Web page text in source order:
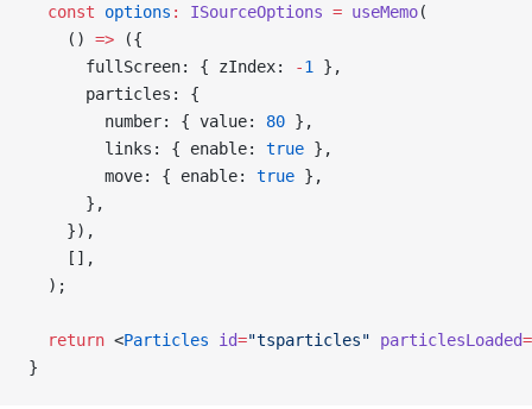
  const
options : ISourceOptions = useMemo(
    ()
=> ({
      fullScreen: { zIndex:
-1
},
      particles: {
        number: { value:
80 },
        links: { enable:
true },
        move: { enable:
true },
      },
    }),
    [],
  );
  return
<Particles id="tsparticles" particlesLoaded=
}